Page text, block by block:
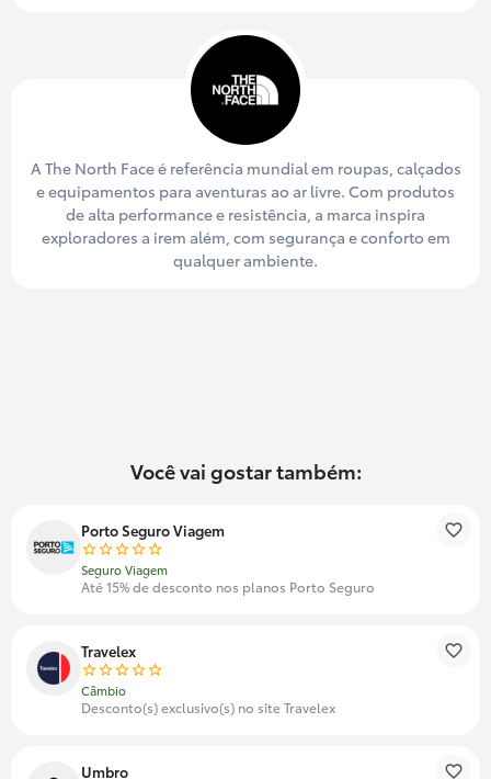
A The North Face é referência mundial em roupas, calçados
e equipamentos para aventuras ao ar livre. Com produtos
de alta performance e resistência, a marca inspira
exploradores a irem além, com segurança e conforto em
qualquer ambiente.
Você vai gostar também:
Porto Seguro Viagem
Seguro Viagem
Até 15% de desconto nos planos Porto Seguro
Travelex
Câmbio
Desconto(s) exclusivo(s) no site Travelex
Umbro